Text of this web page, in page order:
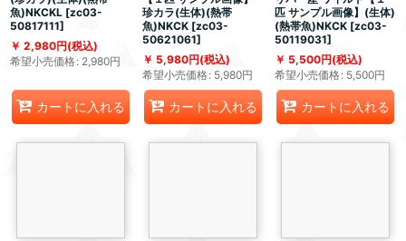
魚)NKCKL [zc03-
50817111]
2,980円(税込)
希望小売価格: 2,980円
カートに入れる
珍カラ(生体)(熱帯
魚)NKCK [zc03-
50621061]
5,980円(税込)
希望小売価格: 5,980円
カートに入れる
匹 サンプル画像】(生体)
(熱帯魚)NKCK [zc03-
50119031]
5,500円(税込)
希望小売価格: 5,500円
カートに入れる